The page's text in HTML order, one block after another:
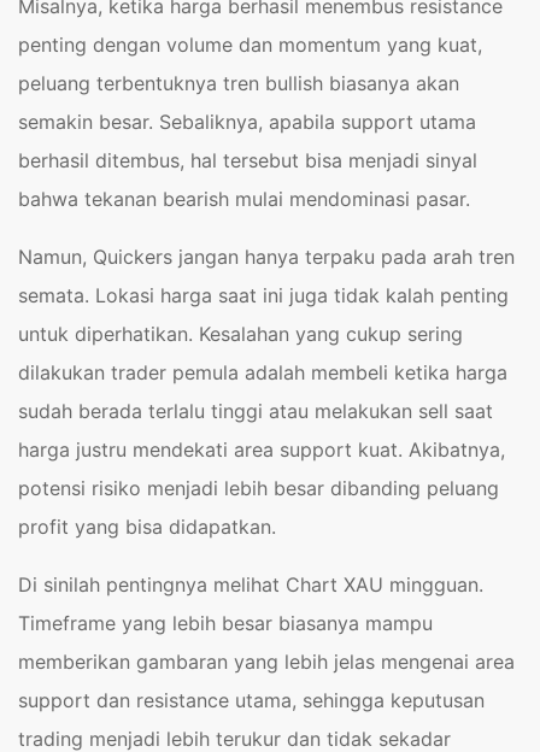
Misalnya, ketika harga berhasil menembus resistance
penting dengan volume dan momentum yang kuat,
peluang terbentuknya tren bullish biasanya akan
semakin besar. Sebaliknya, apabila support utama
berhasil ditembus, hal tersebut bisa menjadi sinyal
bahwa tekanan bearish mulai mendominasi pasar.
Namun, Quickers jangan hanya terpaku pada arah tren
semata. Lokasi harga saat ini juga tidak kalah penting
untuk diperhatikan. Kesalahan yang cukup sering
dilakukan trader pemula adalah membeli ketika harga
sudah berada terlalu tinggi atau melakukan sell saat
harga justru mendekati area support kuat. Akibatnya,
potensi risiko menjadi lebih besar dibanding peluang
profit yang bisa didapatkan.
Di sinilah pentingnya melihat Chart XAU mingguan.
Timeframe yang lebih besar biasanya mampu
memberikan gambaran yang lebih jelas mengenai area
support dan resistance utama, sehingga keputusan
trading menjadi lebih terukur dan tidak sekadar